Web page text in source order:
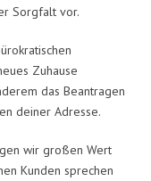
Sorgfalt vor.
Zuhause
das Beantragen
deiner Adresse.
wir großen Wert
Kunden sprechen